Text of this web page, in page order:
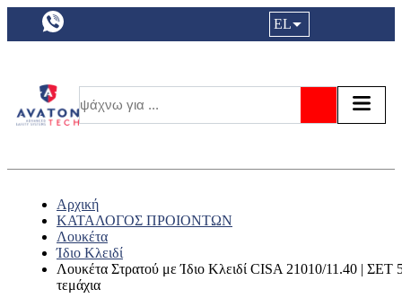
a11y.languageSelection:
EL
Αρχική
ΚΑΤΑΛΟΓΟΣ ΠΡΟΙΟΝΤΩΝ
Λουκέτα
Ίδιο Κλειδί
Λουκέτα Στρατού με Ίδιο Κλειδί CISA 21010/11.40 | ΣΕΤ
τεμάχια